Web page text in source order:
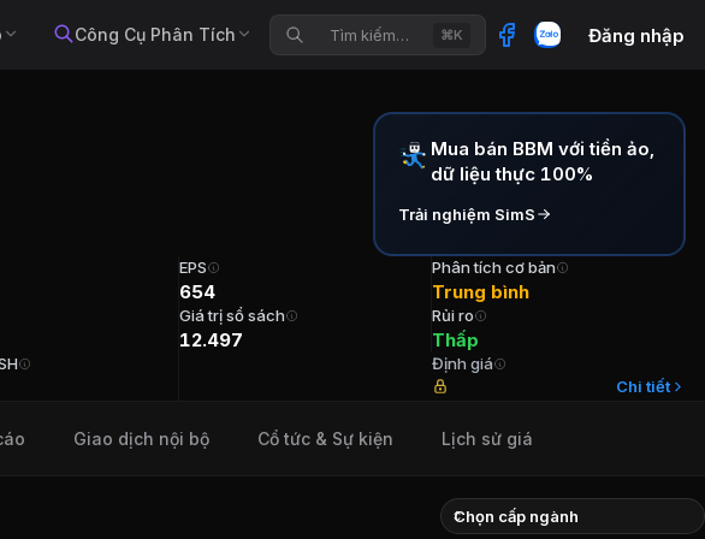
Công Cụ Phân Tích Tìm kiếm… ⌘K Đăng nhập
2019 TVHĐQT Ông Lê Xuân Anh Tuổi 50 Cổ phần (-) Năm bắt đầu
Mua bán BBM với tiền ảo,
dữ liệu thực 100%
Trải nghiệm SimS
EPS
654
Giá trị sổ sách
12.497
Phân tích cơ bản
Trung bình
Rủi ro
Thấp
Định giá
Chi tiết
Giao dịch nội bộ Cổ tức & Sự kiện Lịch sử giá